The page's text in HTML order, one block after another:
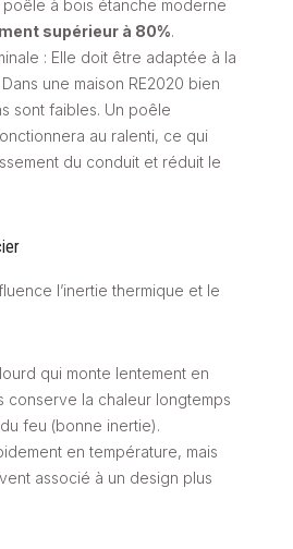
à bois étanche moderne
supérieur à 80%.
: Elle doit être adaptée à la
une maison RE2020 bien
sont faibles. Un poêle
au ralenti, ce qui
du conduit et réduit le
l’inertie thermique et le
qui monte lentement en
conserve la chaleur longtemps
feu (bonne inertie).
en température, mais
associé à un design plus